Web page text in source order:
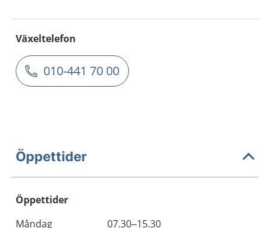
Växeltelefon
010-441 70 00
Öppettider
Öppettider
Dag
Öppettider
Kommentarer
Måndag 07.30–15.30